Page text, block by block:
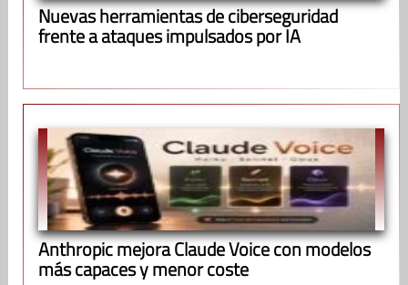
Nuevas herramientas de ciberseguridad
frente a ataques impulsados por IA
Anthropic mejora Claude Voice con modelos
más capaces y menor coste